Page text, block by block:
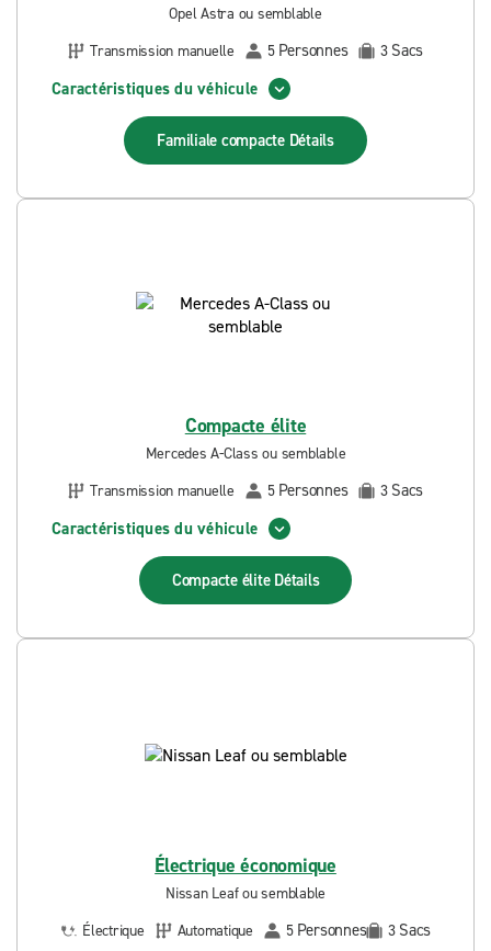
Opel Astra ou semblable
Transmission manuelle
5 Personnes 3 Sacs
Caractéristiques du véhicule
Familiale compacte Détails
Compacte élite
Mercedes A-Class ou semblable
Transmission manuelle
5 Personnes 3 Sacs
Caractéristiques du véhicule
Compacte élite Détails
Électrique économique
Nissan Leaf ou semblable
Électrique
Automatique 5 Personnes 3 Sacs